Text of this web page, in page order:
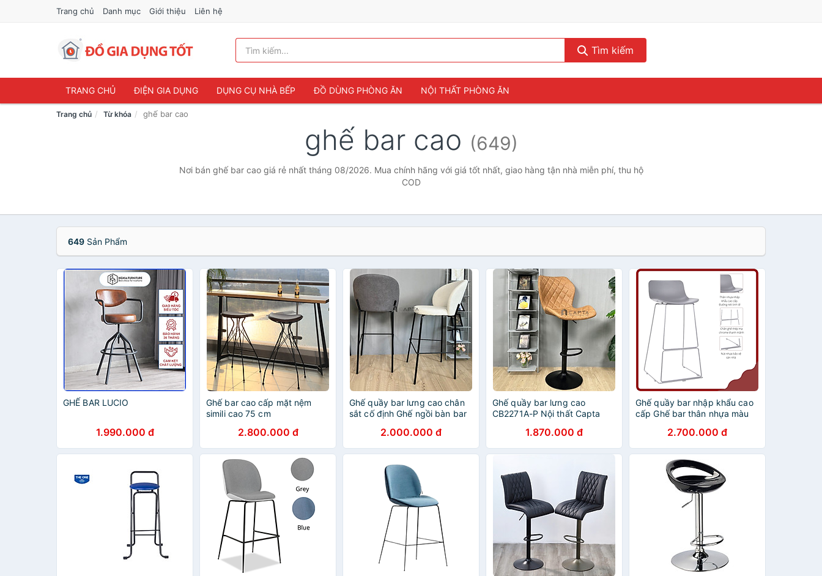
Trang chủ Danh mục Giới thiệu Liên hệ
Tìm kiếm
TRANG CHỦ ĐIỆN GIA DỤNG DỤNG CỤ NHÀ BẾP ĐỒ DÙNG PHÒNG ĂN NỘI THẤT PHÒNG ĂN
Trang chủ Từ khóa ghế bar cao
ghế bar cao (649)
Nơi bán ghế bar cao giá rẻ nhất tháng 08/2026. Mua chính hãng với giá tốt nhất, giao hàng tận nhà miễn phí, thu hộ
COD
649 Sản Phẩm
GHẾ BAR LUCIO
1.990.000 đ
Ghế bar cao cấp mặt nệm
simili cao 75 cm
2.800.000 đ
Ghế quầy bar lưng cao chân
sắt cố định Ghế ngồi bàn bar
COCO-F2.000.000 đ
Ghế quầy bar lưng cao
CB2271A-P Nội thất Capta
1.870.000 đ
Ghế quầy bar nhập khẩu cao
cấp Ghế bar thân nhựa màu
bóng CB Kendo Capta
Tp.HCM
2.700.000 đ